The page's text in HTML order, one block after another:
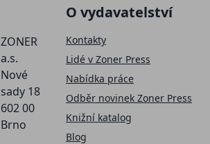
ZONER
a.s.
Nové
sady 18
602 00
Brno
O vydavatelství
Kontakty
Lidé v Zoner Press
Nabídka práce
Odběr novinek Zoner Press
Knižní katalog
Blog